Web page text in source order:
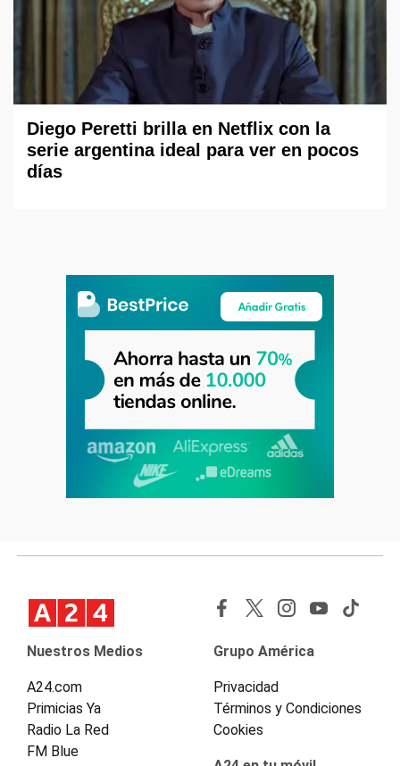
Diego Peretti brilla en Netflix con la
serie argentina ideal para ver en pocos
días
Nuestros Medios
A24.com
Primicias Ya
Radio La Red
FM Blue
Grupo América
Privacidad
Términos y Condiciones
Cookies